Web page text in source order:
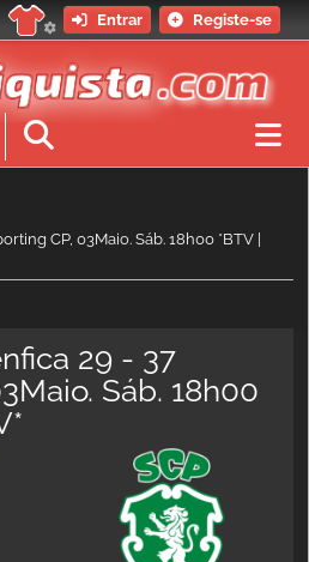
Entrar Registe-se
CP, 03Maio. Sáb. 18h00 *BTV |
29 - 37
Sáb. 18h00